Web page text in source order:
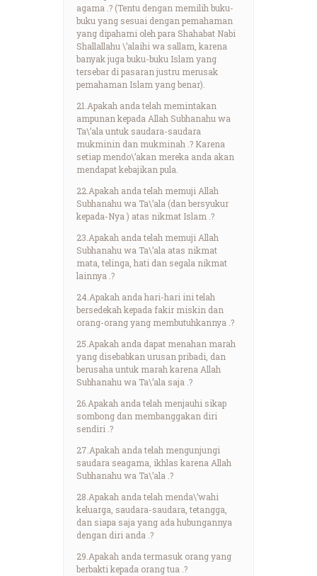
agama .? (Tentu dengan memilih buku-
buku yang sesuai dengan pemahaman
yang dipahami oleh para Shahabat Nabi
Shallallahu \’alaihi wa sallam, karena
banyak juga buku-buku Islam yang
tersebar di pasaran justru merusak
pemahaman Islam yang benar).
21.Apakah anda telah memintakan
ampunan kepada Allah Subhanahu wa
Ta\’ala untuk saudara-saudara
mukminin dan mukminah .? Karena
setiap mendo\’akan mereka anda akan
mendapat kebajikan pula.
22.Apakah anda telah memuji Allah
Subhanahu wa Ta\’ala (dan bersyukur
kepada-Nya ) atas nikmat Islam .?
23.Apakah anda telah memuji Allah
Subhanahu wa Ta\’ala atas nikmat
mata, telinga, hati dan segala nikmat
lainnya .?
24.Apakah anda hari-hari ini telah
bersedekah kepada fakir miskin dan
orang-orang yang membutuhkannya .?
25.Apakah anda dapat menahan marah
yang disebabkan urusan pribadi, dan
berusaha untuk marah karena Allah
Subhanahu wa Ta\’ala saja .?
26.Apakah anda telah menjauhi sikap
sombong dan membanggakan diri
sendiri .?
27.Apakah anda telah mengunjungi
saudara seagama, ikhlas karena Allah
Subhanahu wa Ta\’ala .?
28.Apakah anda telah menda\’wahi
keluarga, saudara-saudara, tetangga,
dan siapa saja yang ada hubungannya
dengan diri anda .?
29.Apakah anda termasuk orang yang
berbakti kepada orang tua .?